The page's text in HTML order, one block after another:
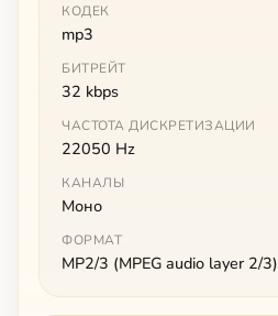
КОДЕК
mp3
БИТРЕЙТ
32 kbps
ЧАСТОТА ДИСКРЕТИЗАЦИИ
22050 Hz
КАНАЛЫ
Моно
ФОРМАТ
MP2/3 (MPEG audio layer 2/3)